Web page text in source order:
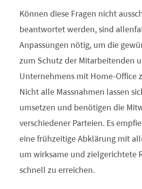
Können diese Fragen nicht
beantwortet werden, sind
Anpassungen nötig, um die
zum Schutz der Mitarbeitenden
Unternehmens mit Home-Office
Nicht alle Massnahmen lassen
umsetzen und benötigen die
verschiedener Parteien. Es
eine frühzeitige Abklärung mit
um wirksame und zielgerichtete
schnell zu erreichen.